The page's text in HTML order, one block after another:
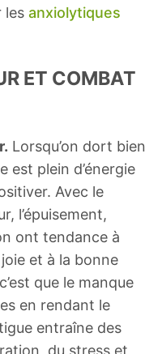
les anxiolytiques
ET COMBAT
Lorsqu’on dort bien
est plein d’énergie
Avec le
l’épuisement,
ont tendance à
et à la bonne
que le manque
en rendant le
entraîne des
du stress et